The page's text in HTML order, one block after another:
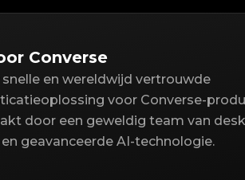
Converse
en wereldwijd vertrouwde
voor Converse-
door een geweldig team van
geavanceerde AI-technologie.